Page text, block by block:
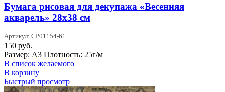
Бумага рисовая для декупажа «Весенняя
акварель» 28х38 см
Артикул: CP01154-61
150 руб.
Размер: А3 Плотность: 25г/м
В список желаемого
В корзину
Быстрый просмотр